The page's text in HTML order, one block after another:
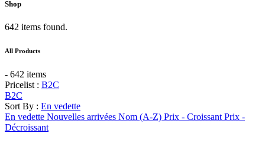
Shop
642 items found.
All Products
- 642 items
Pricelist : B2C
B2C
Sort By : En vedette
En vedette Nouvelles arrivées Nom (A-Z) Prix - Croissant Prix -
Décroissant